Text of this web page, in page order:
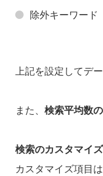
除外キーワード
上記を設定してデ
また、 検索平均数
検索のカスタマイズ
カスタマイズ項目は